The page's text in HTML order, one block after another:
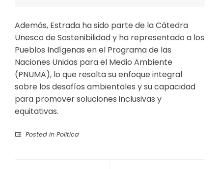
Además, Estrada ha sido parte de la Cátedra
Unesco de Sostenibilidad y ha representado a los
Pueblos Indígenas en el Programa de las
Naciones Unidas para el Medio Ambiente
(PNUMA), lo que resalta su enfoque integral
sobre los desafíos ambientales y su capacidad
para promover soluciones inclusivas y
equitativas.
Posted in Política